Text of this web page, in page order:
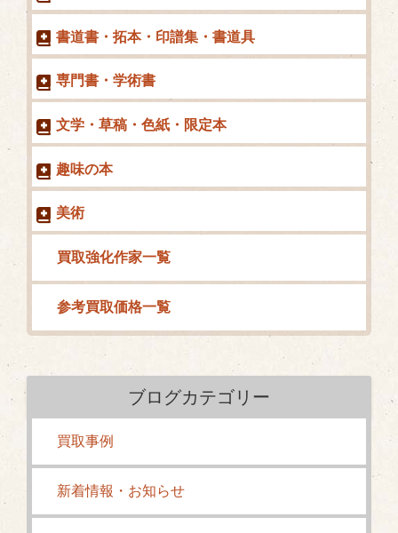
書道書・拓本・印譜集・書道具
専門書・学術書
文学・草稿・色紙・限定本
趣味の本
美術
買取強化作家一覧
参考買取価格一覧
ブログカテゴリー
買取事例
新着情報・お知らせ